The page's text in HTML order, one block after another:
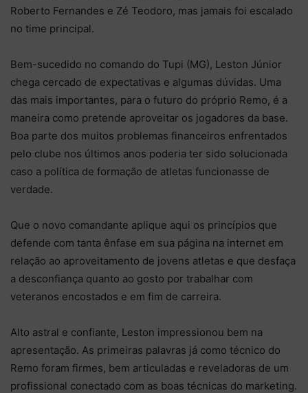
Roberto Fernandes e Zé Teodoro, mas jamais foi escalado
no time principal.
Bem-sucedido no comando do Tupi (MG), Leston Júnior
chega cercado de expectativas e algumas dúvidas. Uma
das mais importantes, para o futuro do próprio Remo, é a
maneira como pretende aproveitar os jogadores da base.
Boa parte dos muitos problemas financeiros enfrentados
pelo clube nos últimos anos poderia ter sido solucionada
caso a política de formação de atletas funcionasse de
verdade.
Que o novo comandante aplique aqui os princípios que
defende com tanta ênfase em sua página na internet em
relação ao aproveitamento de jovens atletas e que desfaça
a desconfiança quanto ao gosto por trabalhar com
veteranos encostados e em fim de carreira.
Alto astral e confiante, Leston impressionou bem na
apresentação. As primeiras palavras já como técnico do
Remo foram firmes, bem articuladas e reveladoras de um
profissional conectado com as boas técnicas do marketing.